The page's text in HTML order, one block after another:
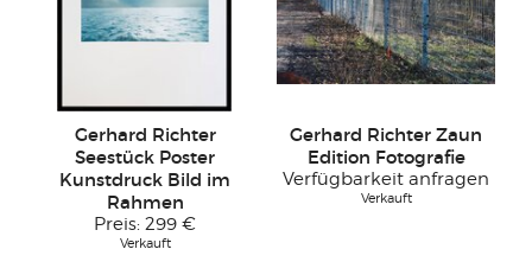
Gerhard Richter
Seestück Poster
Kunstdruck Bild im
Rahmen
Preis: 299 €
Verkauft
Gerhard Richter Zaun
Edition Fotografie
Verfügbarkeit anfragen
Verkauft